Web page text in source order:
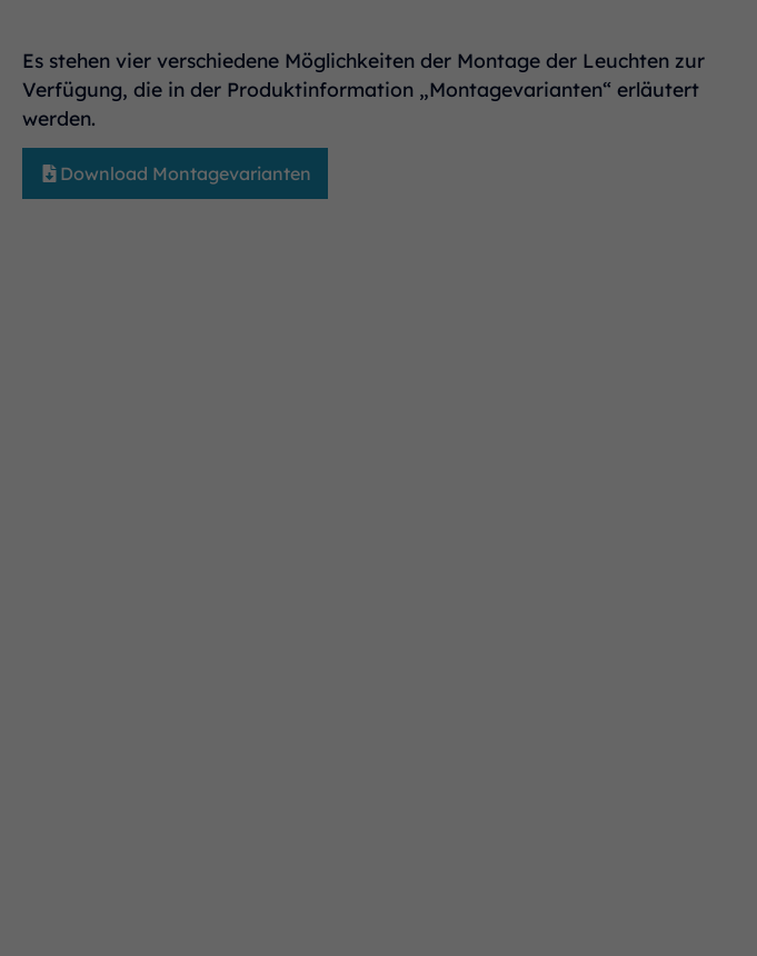
Es stehen vier verschiedene Möglichkeiten der Montage der Leuchten zur
Verfügung, die in der Produktinformation „Montagevarianten“ erläutert
werden.
Download Montagevarianten